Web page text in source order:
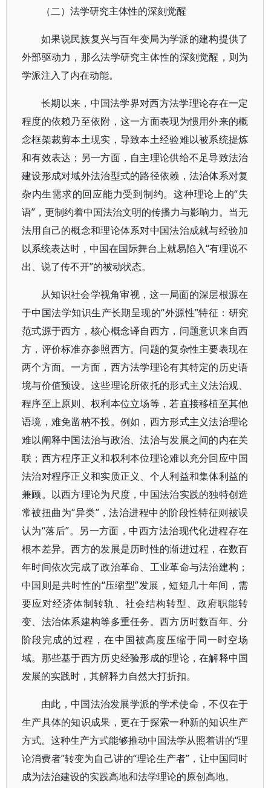
（二）法学研究主体性的深刻觉醒
如果说民族复兴与百年变局为学派的建构提供了
外部驱动力，那么法学研究主体性的深刻觉醒，则为
学派注入了内在动能。
长期以来，中国法学界对西方法学理论存在一定
程度的依赖乃至依附，这一方面表现为惯用外来的概
念框架裁剪本土现实，导致本土经验难以被系统提炼
和有效表达；另一方面，自主理论供给不足导致法治
建设形成对域外法治型式的路径依赖，法治体系对复
杂内生需求的回应能力受到制约。这种理论上的“失
语”，更制约着中国法治文明的传播力与影响力。当无
法用自己的概念和理论体系对中国法治成就与经验加
以系统表达时，中国在国际舞台上就易陷入“有理说不
出、说了传不开”的被动状态。
从知识社会学视角审视，这一局面的深层根源在
于中国法学知识生产长期呈现的“外源性”特征：研究
范式源于西方，核心概念译自西方，问题意识来自西
方，评价标准亦参照西方。问题的复杂性主要表现在
两个方面。一方面，西方法学理论有其特定的历史语
境与价值预设。这些理论所依托的形式主义法治观、
程序至上原则、权利本位立场等，若直接移植至其他
语境，难免凿枘不投。例如，西方形式主义法治理论
难以阐释中国法治与政治、法治与发展之间的内在关
联；西方程序正义和权利本位理论难以充分回应中国
法治对程序正义和实质正义、个人利益和集体利益的
兼顾。以西方理论为尺度，中国法治实践的独特创造
常被扭曲为“异类”，法治进程中的阶段性特征则被误
认为“落后”。另一方面，中西方法治现代化进程存在
根本差异。西方的发展是历时性的渐进过程，在数百
年时间依次完成了政治革命、工业革命与法治建构；
中国则是共时性的“压缩型”发展，短短几十年间，需
要应对经济体制转轨、社会结构转型、政府职能转
变、法治体系建构等多重任务。西方历时数百年、分
阶段完成的过程，在中国被高度压缩于同一时空场
域。那些基于西方历史经验形成的理论，在解释中国
发展的实践时，其解释力自然大打折扣。
由此，中国法治发展学派的学术使命，不仅在于
生产具体的知识成果，更在于探索一种新的知识生产
方式。这种生产方式能够推动中国法学从照着讲的“理
论消费者”转变为自己讲的“理论生产者”，让中国同时
成为法治建设的实践高地和法学理论的原创高地。